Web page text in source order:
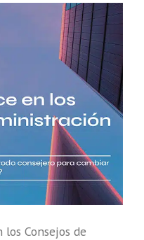
Consejos de